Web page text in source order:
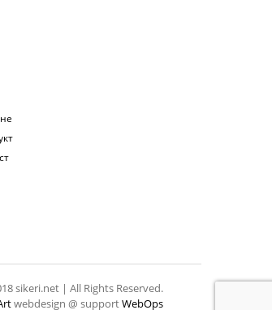
sikeri.net | All Rights Reserved.
webdesign @ supportWebOps